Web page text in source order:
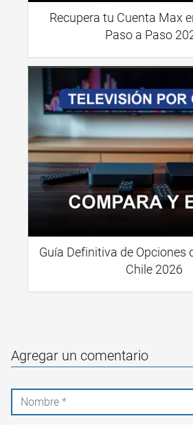
Recupera tu Cuenta Max
Paso a Paso
Guía Definitiva de Opciones
Chile 2026
Agregar un comentario